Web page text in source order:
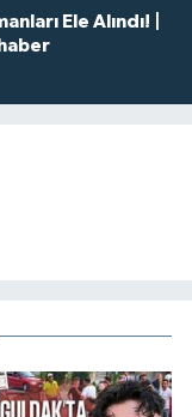
Ele Alındı! |